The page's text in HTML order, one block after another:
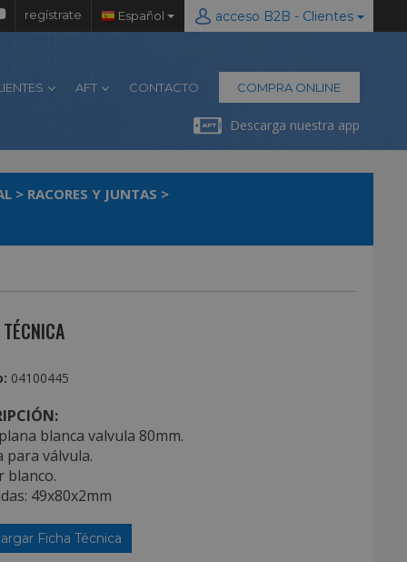
regístrate Español acceso B2B - Clientes
AFT CONTACTO COMPRA ONLINE
Descarga nuestra app
> RACORES Y JUNTAS >
04100445
blanca valvula 80mm.
para válvula.
blanco.
49x80x2mm
Ficha Técnica